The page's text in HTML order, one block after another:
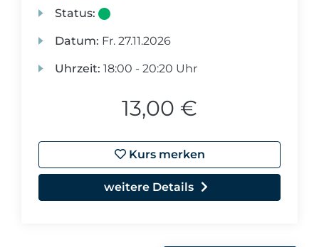
Status:
Datum: Fr. 27.11.2026
Uhrzeit: 18:00 - 20:20 Uhr
13,00 €
Kurs merken
weitere Details